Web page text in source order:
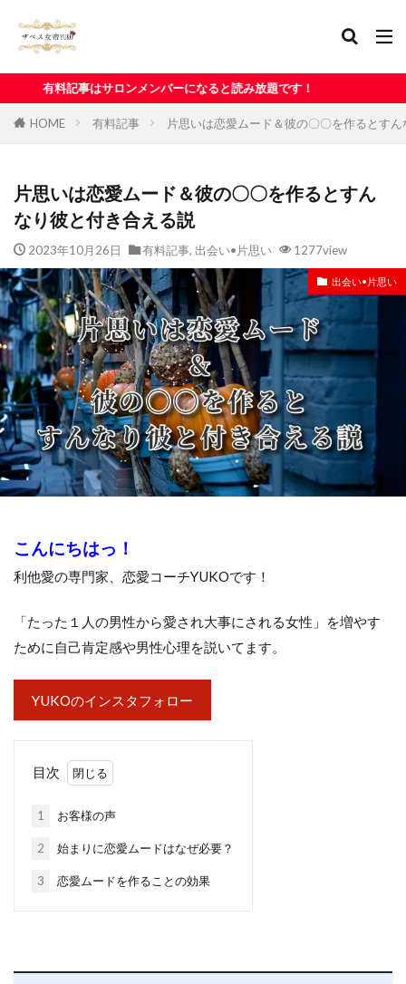
バーになると読み放題です！
HOME 有料記事 片思いは恋愛ムード＆彼の〇〇を作るとす
片思いは恋愛ムード＆彼の〇〇を作るとすん
なり彼と付き合える説
2023年10月26日 有料記事, 出会い•片思い 1277view
出会い•片思い
こんにちはっ！
利他愛の専門家、恋愛コーチYUKOです！
「たった１人の男性から愛され大事にされる女性」を増やす
ために自己肯定感や男性心理を説いてます。
YUKOのインスタフォロー
目次
1 お客様の声
2 始まりに恋愛ムードはなぜ必要？
3 恋愛ムードを作ることの効果